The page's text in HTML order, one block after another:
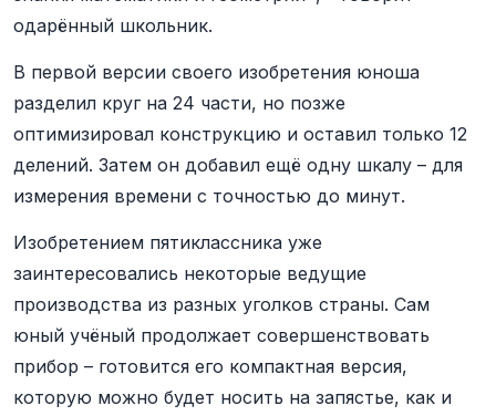
одарённый школьник.
В первой версии своего изобретения юноша
разделил круг на 24 части, но позже
оптимизировал конструкцию и оставил только 12
делений. Затем он добавил ещё одну шкалу – для
измерения времени с точностью до минут.
Изобретением пятиклассника уже
заинтересовались некоторые ведущие
производства из разных уголков страны. Сам
юный учёный продолжает совершенствовать
прибор – готовится его компактная версия,
которую можно будет носить на запястье, как и